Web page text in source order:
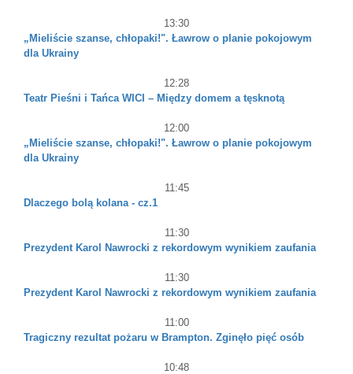
13:30
„Mieliście szanse, chłopaki!". Ławrow o planie pokojowym
dla Ukrainy
12:28
Teatr Pieśni i Tańca WICI – Między domem a tęsknotą
12:00
„Mieliście szanse, chłopaki!". Ławrow o planie pokojowym
dla Ukrainy
11:45
Dlaczego bolą kolana - cz.1
11:30
Prezydent Karol Nawrocki z rekordowym wynikiem zaufania
11:30
Prezydent Karol Nawrocki z rekordowym wynikiem zaufania
11:00
Tragiczny rezultat pożaru w Brampton. Zginęło pięć osób
10:48